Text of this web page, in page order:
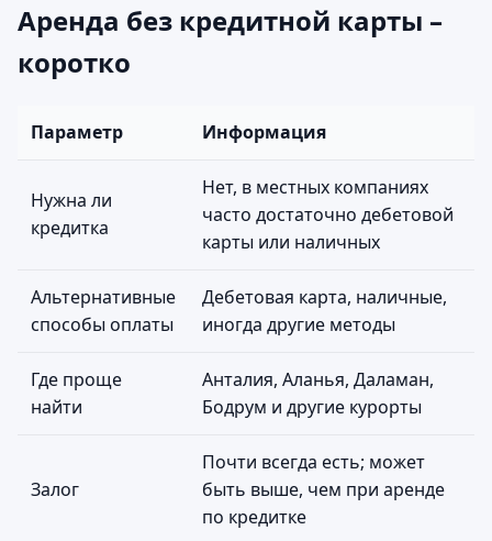
Аренда без кредитной карты –
коротко
Параметр Информация
Нужна ли
кредитка
Нет, в местных компаниях
часто достаточно дебетовой
карты или наличных
Альтернативные
способы оплаты
Дебетовая карта, наличные,
иногда другие методы
Где проще
найти
Анталия, Аланья, Даламан,
Бодрум и другие курорты
Залог
Почти всегда есть; может
быть выше, чем при аренде
по кредитке